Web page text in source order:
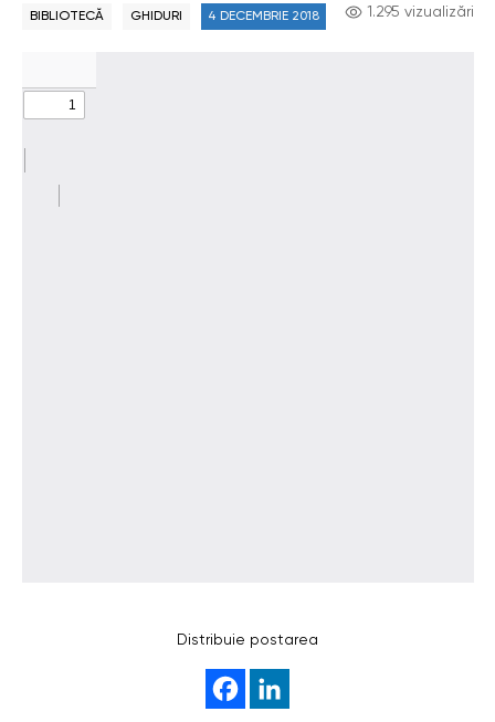
BIBLIOTECĂ GHIDURI 4 DECEMBRIE 2018 1.295 vizualizări
Distribuie postarea